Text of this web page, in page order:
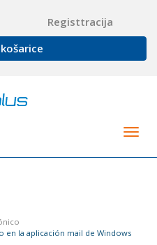
Registtracija
la aplicación mail de Windows